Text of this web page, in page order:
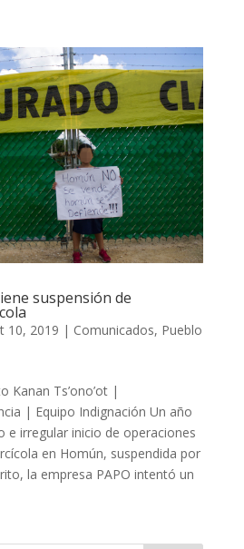
suspensión de
10, 2019 | Comunicados, Pueblo
Kanan Ts’ono’ot |
| Equipo Indignación Un año
e irregular inicio de operaciones
en Homún, suspendida por
la empresa PAPO intentó un